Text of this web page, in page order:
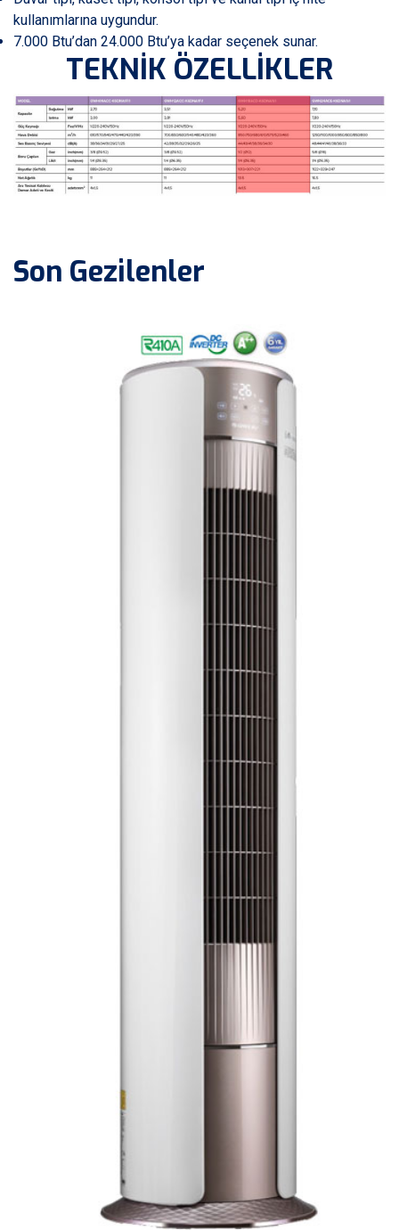
kullanımlarına uygundur.
7.000 Btu’dan 24.000 Btu’ya kadar seçenek sunar.
TEKNİK ÖZELLİKLER
Son Gezilenler